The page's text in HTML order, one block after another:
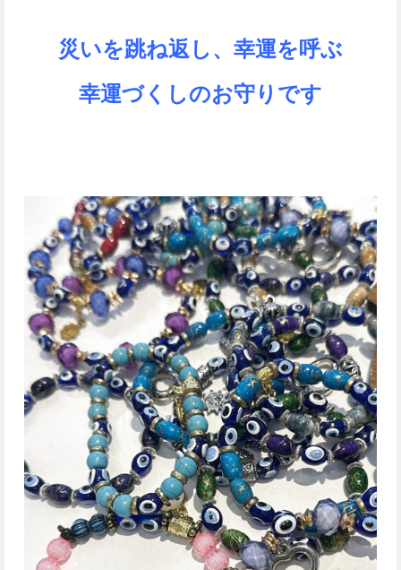
災いを跳ね返し、幸運を呼ぶ
幸運づくしのお守りです